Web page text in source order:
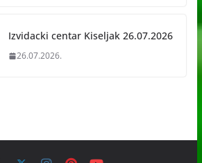
Izvidacki centar Kiseljak 26.07.2026
26.07.2026.